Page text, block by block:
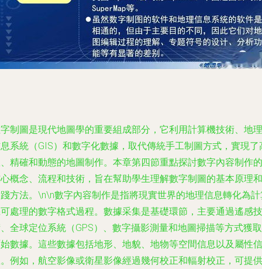
制圖是現代地圖學的重要組成部分，它利用計算機技術、地理
系統（GIS）和數字化數據，取代傳統手工制圖方式，實現了
精確和動態的地圖制作。本章第四節重點探討數字內容制作的
概念、流程和技術，旨在幫助學生理解數字制圖的基本原理和
方法。\n\n數字內容制作是指將現實世界的地理信息轉化為
處理的數字格式過程。數據采集是基礎環節，主要通過遙感技
全球定位系統（GPS）、數字攝影測量和地圖掃描等方式獲取
數據。這些數據包括地形、地貌、地物等空間信息以及屬性信
例如，航空影像或衛星影像經過幾何校正和輻射校正，可提供